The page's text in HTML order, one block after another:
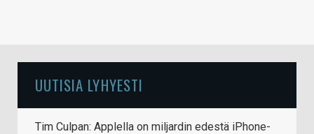
UUTISIA LYHYESTI
Tim Culpan: Applella on miljardin edestä iPhone-